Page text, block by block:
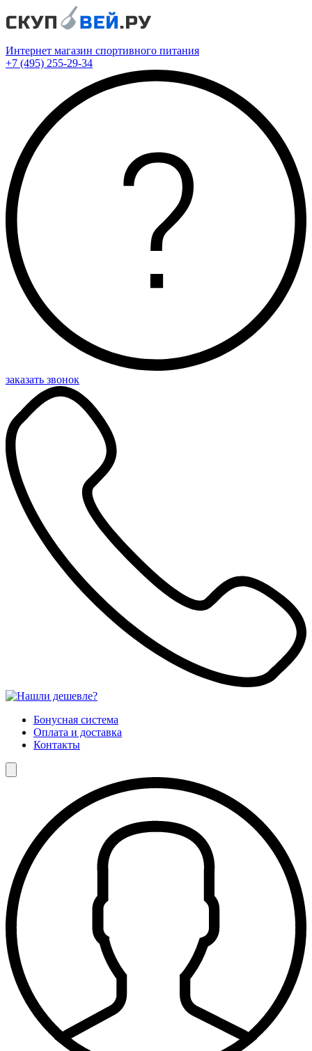
Интернет магазин спортивного питания
+7 (495) 255-29-34
заказать звонок
Бонусная система
Оплата и доставка
Контакты